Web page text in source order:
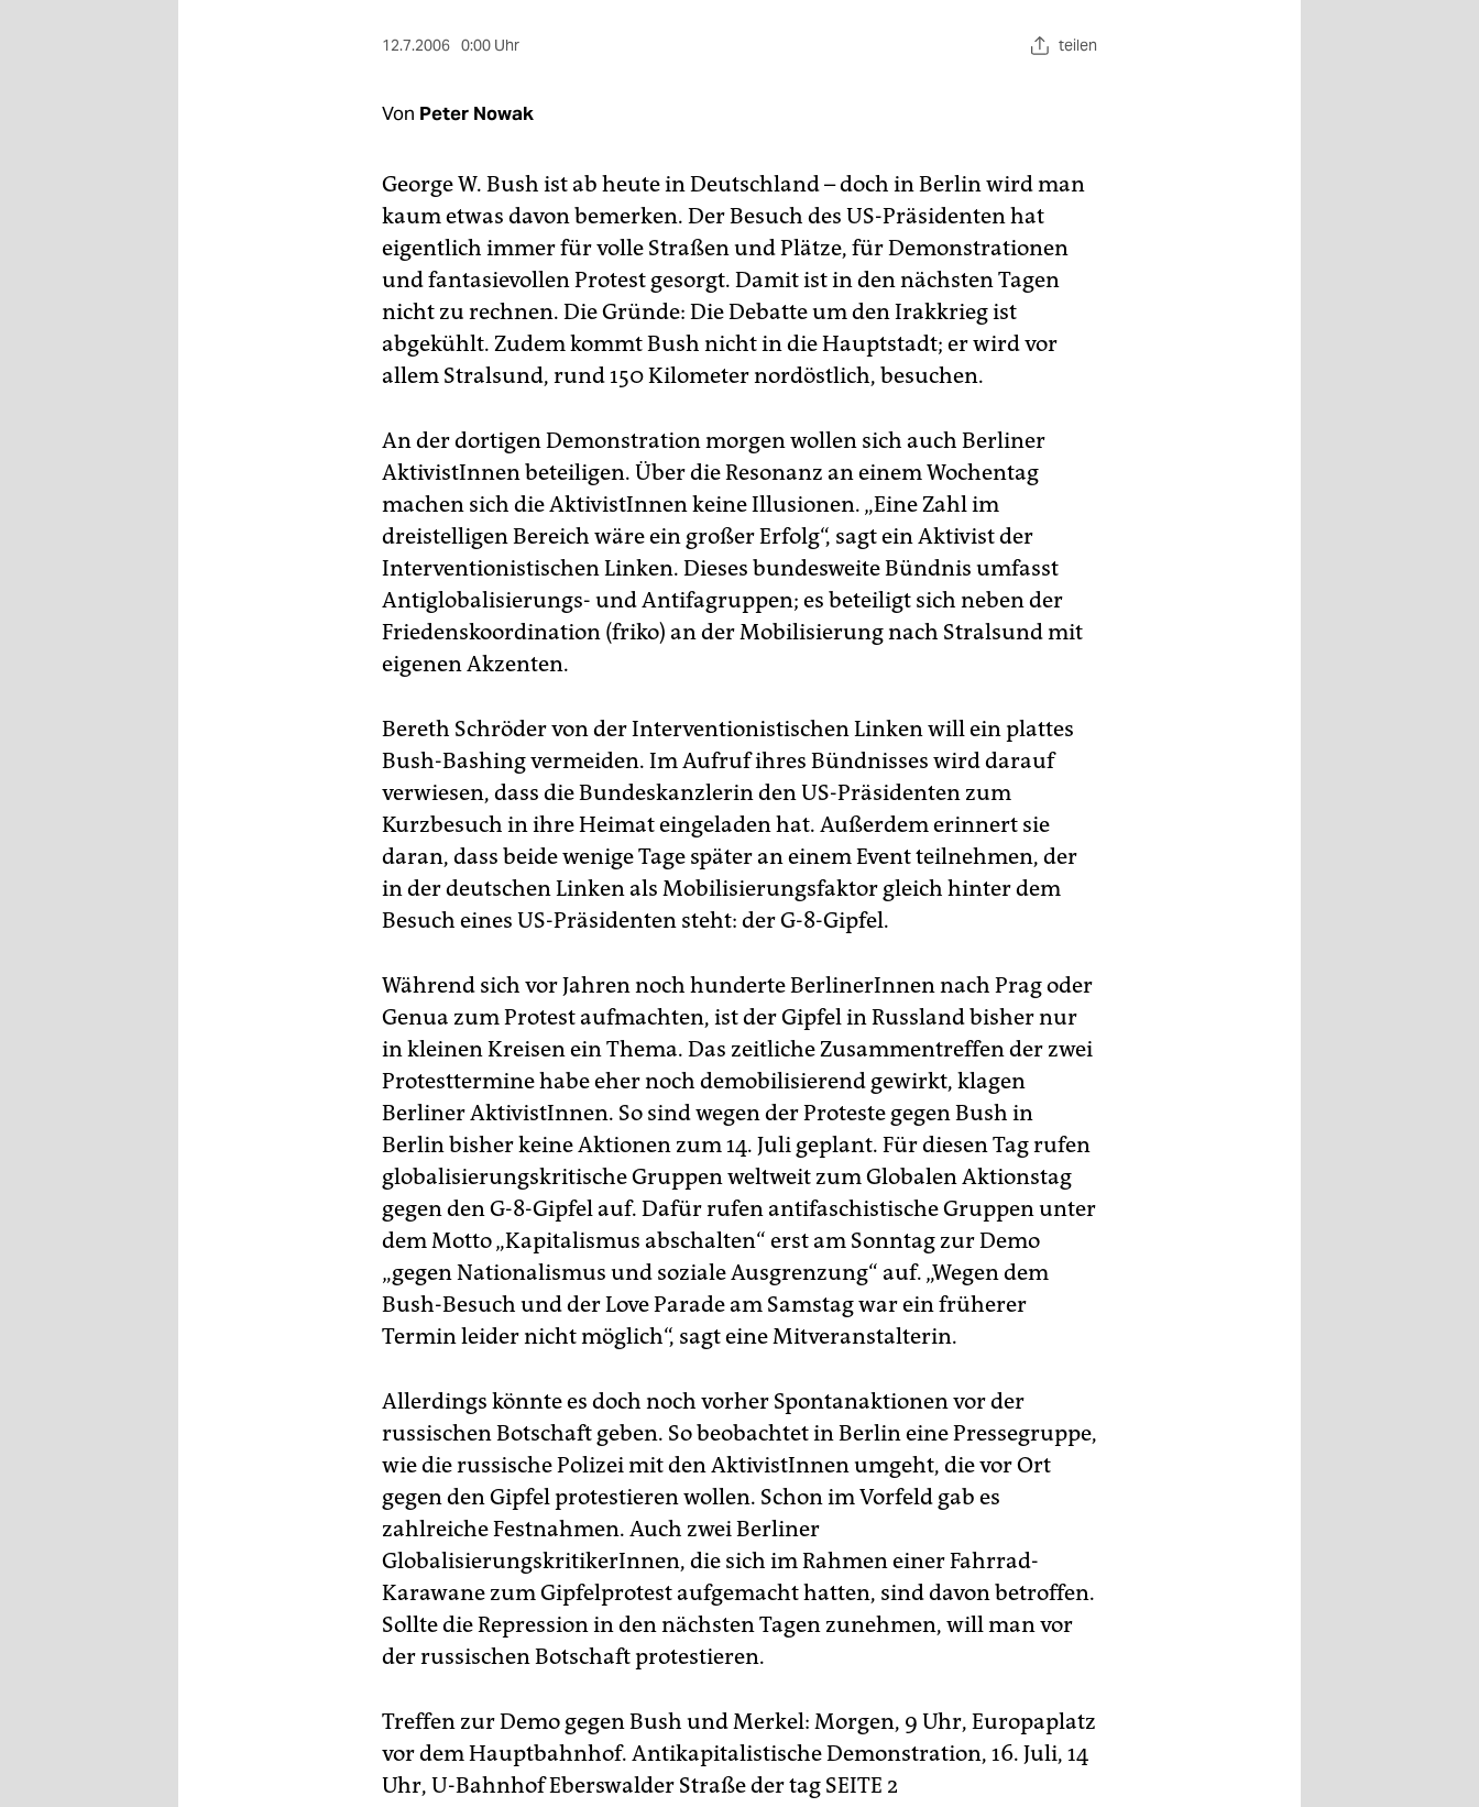
12.7.2006 0:00 Uhr teilen
Von Peter Nowak
George W. Bush ist ab heute in Deutschland – doch in Berlin wird man
kaum etwas davon bemerken. Der Besuch des US-Präsidenten hat
eigentlich immer für volle Straßen und Plätze, für Demonstrationen
und fantasievollen Protest gesorgt. Damit ist in den nächsten Tagen
nicht zu rechnen. Die Gründe: Die Debatte um den Irakkrieg ist
abgekühlt. Zudem kommt Bush nicht in die Hauptstadt; er wird vor
allem Stralsund, rund 150 Kilometer nordöstlich, besuchen.
An der dortigen Demonstration morgen wollen sich auch Berliner
AktivistInnen beteiligen. Über die Resonanz an einem Wochentag
machen sich die AktivistInnen keine Illusionen. „Eine Zahl im
dreistelligen Bereich wäre ein großer Erfolg“, sagt ein Aktivist der
Interventionistischen Linken. Dieses bundesweite Bündnis umfasst
Antiglobalisierungs- und Antifagruppen; es beteiligt sich neben der
Friedenskoordination (friko) an der Mobilisierung nach Stralsund mit
eigenen Akzenten.
Bereth Schröder von der Interventionistischen Linken will ein plattes
Bush-Bashing vermeiden. Im Aufruf ihres Bündnisses wird darauf
verwiesen, dass die Bundeskanzlerin den US-Präsidenten zum
Kurzbesuch in ihre Heimat eingeladen hat. Außerdem erinnert sie
daran, dass beide wenige Tage später an einem Event teilnehmen, der
in der deutschen Linken als Mobilisierungsfaktor gleich hinter dem
Besuch eines US-Präsidenten steht: der G-8-Gipfel.
Während sich vor Jahren noch hunderte BerlinerInnen nach Prag oder
Genua zum Protest aufmachten, ist der Gipfel in Russland bisher nur
in kleinen Kreisen ein Thema. Das zeitliche Zusammentreffen der zwei
Protesttermine habe eher noch demobilisierend gewirkt, klagen
Berliner AktivistInnen. So sind wegen der Proteste gegen Bush in
Berlin bisher keine Aktionen zum 14. Juli geplant. Für diesen Tag rufen
globalisierungskritische Gruppen weltweit zum Globalen Aktionstag
gegen den G-8-Gipfel auf. Dafür rufen antifaschistische Gruppen unter
dem Motto „Kapitalismus abschalten“ erst am Sonntag zur Demo
„gegen Nationalismus und soziale Ausgrenzung“ auf. „Wegen dem
Bush-Besuch und der Love Parade am Samstag war ein früherer
Termin leider nicht möglich“, sagt eine Mitveranstalterin.
Allerdings könnte es doch noch vorher Spontanaktionen vor der
russischen Botschaft geben. So beobachtet in Berlin eine Pressegruppe,
wie die russische Polizei mit den AktivistInnen umgeht, die vor Ort
gegen den Gipfel protestieren wollen. Schon im Vorfeld gab es
zahlreiche Festnahmen. Auch zwei Berliner
GlobalisierungskritikerInnen, die sich im Rahmen einer Fahrrad-
Karawane zum Gipfelprotest aufgemacht hatten, sind davon betroffen.
Sollte die Repression in den nächsten Tagen zunehmen, will man vor
der russischen Botschaft protestieren.
Treffen zur Demo gegen Bush und Merkel: Morgen, 9 Uhr, Europaplatz
vor dem Hauptbahnhof. Antikapitalistische Demonstration, 16. Juli, 14
Uhr, U-Bahnhof Eberswalder Straße der tag SEITE 2